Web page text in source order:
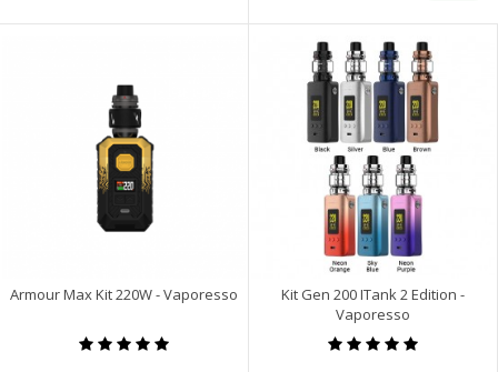
Armour Max Kit 220W - Vaporesso
Kit Gen 200 ITank 2 Edition -
Vaporesso